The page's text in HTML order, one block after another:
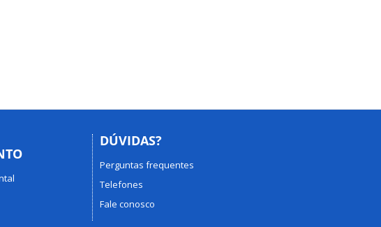
DÚVIDAS?
Perguntas frequentes
Telefones
Fale conosco